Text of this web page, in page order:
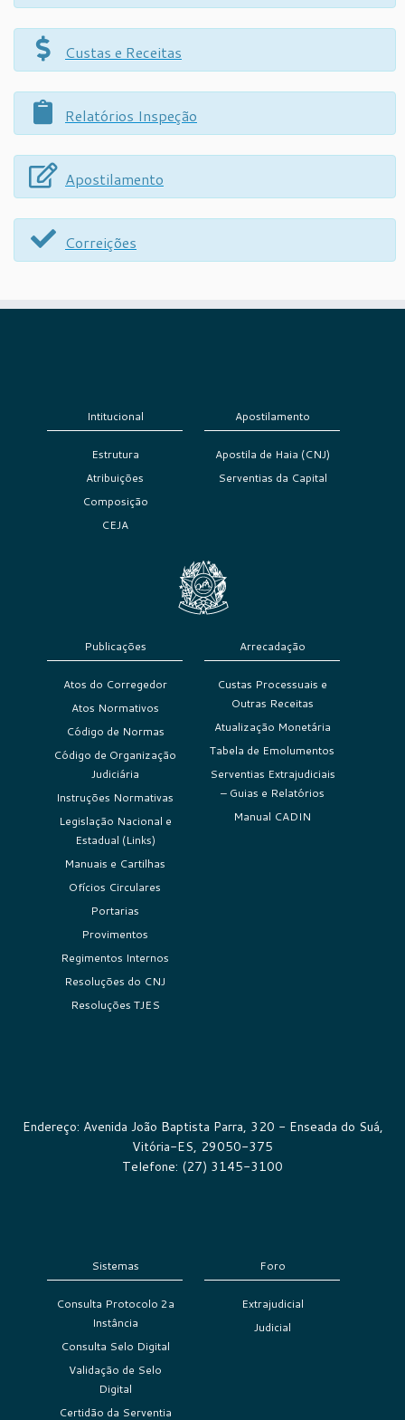
Custas e Receitas
Relatórios Inspeção
Apostilamento
Correições
Intitucional
Estrutura
Atribuições
Composição
CEJA
Apostilamento
Apostila de Haia (CNJ)
Serventias da Capital
Publicações
Atos do Corregedor
Atos Normativos
Código de Normas
Código de Organização
Judiciária
Instruções Normativas
Legislação Nacional e
Estadual (Links)
Manuais e Cartilhas
Ofícios Circulares
Portarias
Provimentos
Regimentos Internos
Resoluções do CNJ
Resoluções TJES
Arrecadação
Custas Processuais e
Outras Receitas
Atualização Monetária
Tabela de Emolumentos
Serventias Extrajudiciais
– Guias e Relatórios
Manual CADIN
Endereço: Avenida João Baptista Parra, 320 - Enseada do Suá,
Vitória-ES, 29050-375
Telefone: (27) 3145-3100
Sistemas
Consulta Protocolo 2a
Instância
Consulta Selo Digital
Validação de Selo
Digital
Certidão da Serventia
Foro
Extrajudicial
Judicial